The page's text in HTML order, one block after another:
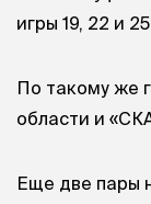
игры 19, 22 и
По такому же
области и
Еще две пары